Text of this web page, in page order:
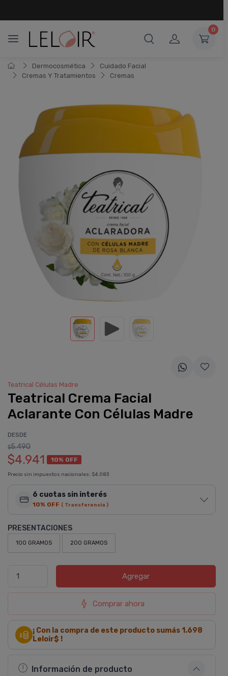
0
Dermocosmética
Cuidado Facial
Cremas Y Tratamientos
Cremas
Teatrical Células Madre
Teatrical Crema Facial
Aclarante Con Células Madre
DESDE
$5.490
$4.941 10% OFF
Precio sin impuestos nacionales: $4.083
6 cuotas sin interés
10% OFF ( Transferencia )
PRESENTACIONES
100 GRAMOS 200 GRAMOS
Agregar
Comprar ahora
¡ Con la compra de este producto sumás 1.698
Leloir$ !
Información de producto